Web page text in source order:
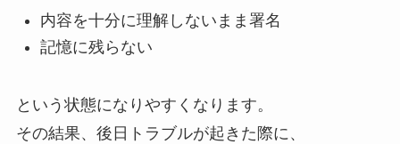
内容を十分に理解しないまま署名
記憶に残らない
という状態になりやすくなります。
その結果、後日トラブルが起きた際に、